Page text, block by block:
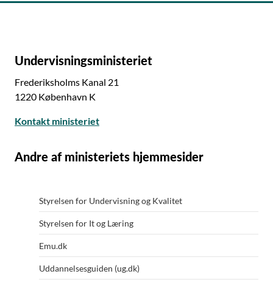
Undervisningsministeriet
Frederiksholms Kanal 21
1220 København K
Kontakt ministeriet
Andre af ministeriets hjemmesider
Styrelsen for Undervisning og Kvalitet
Styrelsen for It og Læring
Emu.dk
Uddannelsesguiden (ug.dk)